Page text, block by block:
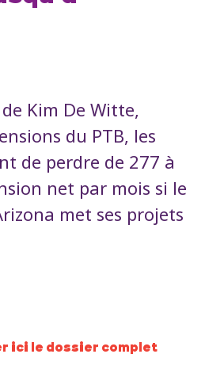
Kim De Witte,
du PTB, les
de perdre de 277 à
net par mois si le
met ses projets
ici le dossier complet